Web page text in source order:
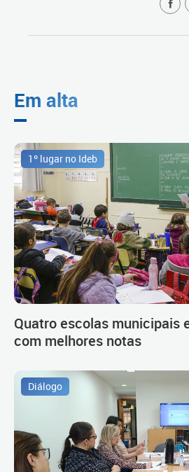
Em alta
1º lugar no Ideb
Quatro escolas municipais
com melhores notas
Diálogo